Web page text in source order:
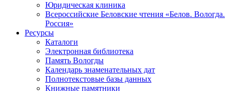
Юридическая клиника
Всероссийские Беловские чтения «Белов. Вологда.
Россия»
Ресурсы
Каталоги
Электронная библиотека
Память Вологды
Календарь знаменательных дат
Полнотекстовые базы данных
Книжные памятники